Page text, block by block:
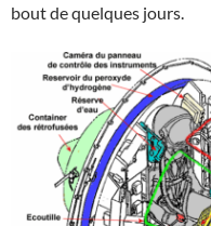
bout de quelques jours.